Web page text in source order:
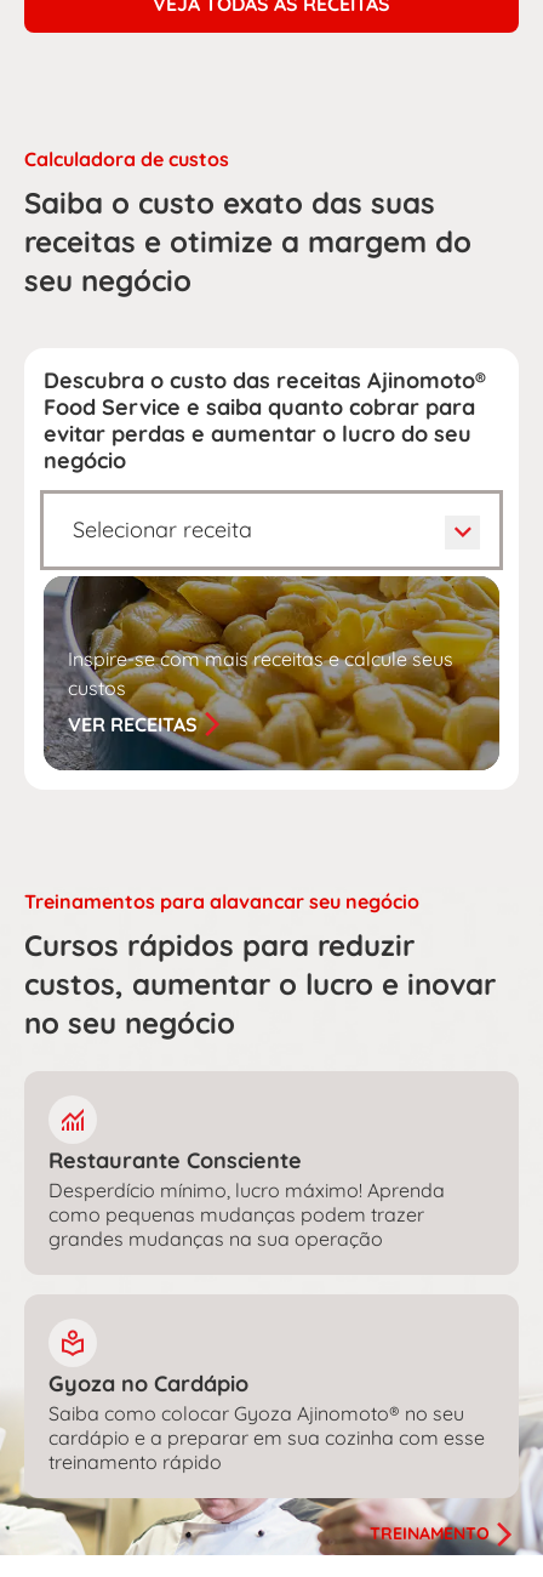
Calculadora de custos
Saiba o custo exato das suas
receitas e otimize a margem do
seu negócio
Descubra o custo das receitas Ajinomoto®
Food Service e saiba quanto cobrar para
evitar perdas e aumentar o lucro do seu
negócio
Selecionar receita
Inspire-se com mais receitas e calcule seus
custos
VER RECEITAS
Treinamentos para alavancar seu negócio
Cursos rápidos para reduzir
custos, aumentar o lucro e inovar
no seu negócio
Restaurante Consciente
Desperdício mínimo, lucro máximo! Aprenda
como pequenas mudanças podem trazer
grandes mudanças na sua operação
Gyoza no Cardápio
Saiba como colocar Gyoza Ajinomoto® no seu
cardápio e a preparar em sua cozinha com esse
treinamento rápido
TREINAMENTO